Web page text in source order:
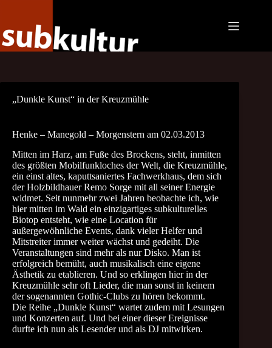
„Dunkle Kunst“ in der Kreuzmühle
Henke – Manegold – Morgenstern am 02.03.2013
Mitten im Harz, am Fuße des Brockens, steht, inmitten
des größten Mobilfunkloches der Welt, die Kreuzmühle,
ein einst altes, kaputtsaniertes Fachwerkhaus, dem sich
der Holzbildhauer Remo Sorge mit all seiner Energie
widmet. Seit nunmehr zwei Jahren beobachte ich, wie
hier mitten im Wald ein einzigartiges subkulturelles
Biotop entsteht, wie eine Location für
außergewöhnliche Events, dank vieler Helfer und
Mitstreiter immer weiter wächst und gedeiht. Die
Veranstaltungen sind mehr als nur Disko. Man ist
erfolgreich bemüht, auch musikalisch eine eigene
Ästhetik zu etablieren. Und so erklingen hier in der
Kreuzmühle sehr oft Lieder, die man sonst in keinem
der sogenannten Gothic-Clubs zu hören bekommt.
Die Reihe „Dunkle Kunst“ wartet zudem mit Lesungen
und Konzerten auf. Und bei einer dieser Ereignisse
durfte ich nun als Lesender und als DJ mitwirken.